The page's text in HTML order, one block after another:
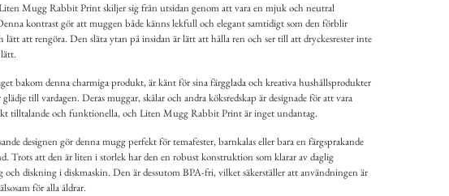
Mugg Rabbit Print skiljer sig från utsidan genom att vara en mjuk och neutral
kontrast gör att muggen både känns lekfull och elegant samtidigt som den förblir
lätt att rengöra. Den släta ytan på insidan är lätt att hålla ren och ser till att dryckesrester inte
bakom denna charmiga produkt, är känt för sina färgglada och kreativa hushållsprodukter
till vardagen. Deras muggar, skålar och andra köksredskap är designade för att vara
tilltalande och funktionella, och Liten Mugg Rabbit Print är inget undantag.
designen gör denna mugg perfekt för temafester, barnkalas eller bara en färgsprakande
Trots att den är liten i storlek har den en robust konstruktion som klarar av daglig
och diskning i diskmaskin. Den är dessutom BPA-fri, vilket säkerställer att användningen är
för alla åldrar.